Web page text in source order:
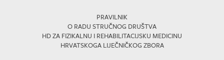
PRAVILNIK
O RADU STRUČNOG DRUŠTVA
HD ZA FIZIKALNU I REHABILITACIJSKU MEDICINU
HRVATSKOGA LIJEČNIČKOG ZBORA